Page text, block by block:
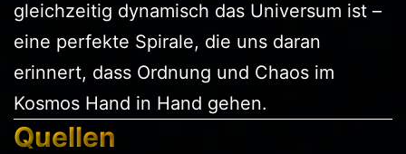
gleichzeitig dynamisch das Universum ist –
eine perfekte Spirale, die uns daran
erinnert, dass Ordnung und Chaos im
Kosmos Hand in Hand gehen.
Quellen